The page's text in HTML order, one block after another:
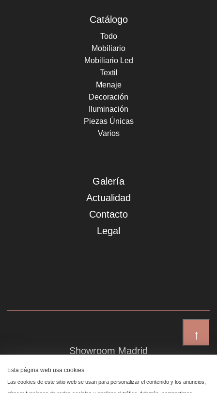
↑
Catálogo
Todo
Mobiliario
Mobiliario Led
Textil
Menaje
Decoración
Iluminación
Piezas Únicas
Varios
Galería
Actualidad
Contacto
Legal
Showroom Madrid
Plaza de Canalejas 6, 4 izq
Centro, 28014 Madrid
Esta página web usa cookies
Las cookies de este sitio web se usan para personalizar el contenido y los anuncios,